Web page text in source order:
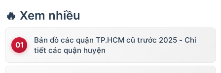
🔥 Xem nhiều
Bản đồ các quận TP.HCM cũ trước 2025 - Chi
tiết các quận huyện